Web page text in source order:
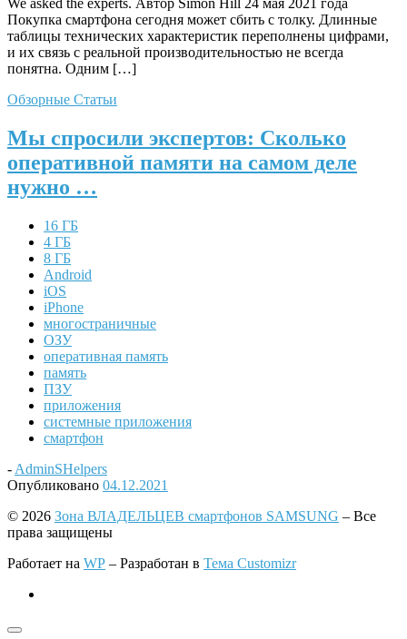
Покупка смартфона сегодня может сбить с толку. Длинные
таблицы технических характеристик переполнены цифрами,
и их связь с реальной производительностью не всегда
понятна. Одним […]
Обзорные Статьи
Мы спросили экспертов: Сколько
оперативной памяти на самом деле
нужно …
16 ГБ
4 ГБ
8 ГБ
Android
iOS
iPhone
многостраничные
ОЗУ
оперативная память
память
ПЗУ
приложения
системные приложения
смартфон
- AdminSHelpers
Опубликовано 04.12.2021
© 2026 Зона ВЛАДЕЛЬЦЕВ смартфонов SAMSUNG – Все
права защищены
Работает на WP – Разработан в Тема Customizr